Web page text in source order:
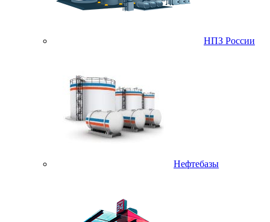
НПЗ России
Нефтебазы